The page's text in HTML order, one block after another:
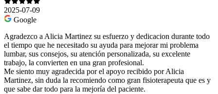
2025-07-09
Google
Agradezco a Alicia Martinez su esfuerzo y dedicacion durante todo
el tiempo que he necesitado su ayuda para mejorar mi problema
lumbar, sus consejos, su atención personalizada, su excelente
trabajo, la convierten en una gran profesional.
Me siento muy agradecida por el apoyo recibido por Alicia
Martinez, sin duda la recomiendo como gran fisioterapeuta que es y
que sabe dar todo para la mejoría del paciente.